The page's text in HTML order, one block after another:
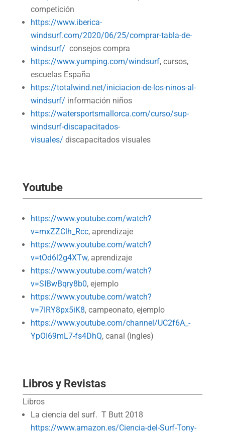
competición
https://www.iberica-
windsurf.com/2020/06/25/comprar-tabla-de-
windsurf/ consejos compra
https://www.yumping.com/windsurf, cursos,
escuelas España
https://totalwind.net/iniciacion-de-los-ninos-al-
windsurf/ información niños
https://watersportsmallorca.com/curso/sup-
windsurf-discapacitados-
visuales/ discapacitados visuales
Youtube
https://www.youtube.com/watch?
v=mxZZClh_Rcc, aprendizaje
https://www.youtube.com/watch?
v=tOd6l2g4XTw, aprendizaje
https://www.youtube.com/watch?
v=SIBwBqry8b0, ejemplo
https://www.youtube.com/watch?
v=7IRY8px5iK8, campeonato, ejemplo
https://www.youtube.com/channel/UC2f6A_-
YpOI69mL7-fs4DhQ, canal (ingles)
Libros y Revistas
Libros
La ciencia del surf. T Butt 2018
https://www.amazon.es/Ciencia-del-Surf-Tony-